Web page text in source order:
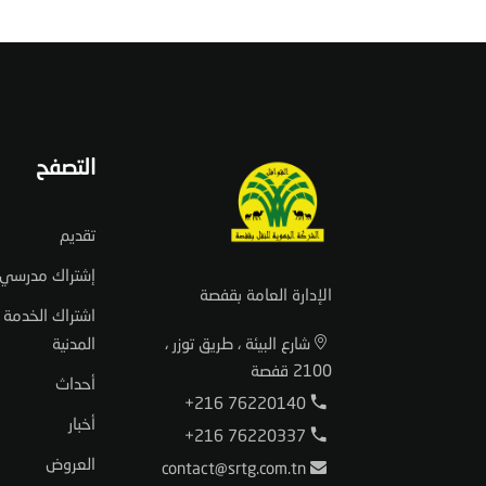
الإدارة العامة بقفصة
شارع البيئة ، طريق توزر ،
2100 قفصة
+216 76220140
+216 76220337
contact@srtg.com.tn
التصفح
تقديم
إشتراك مدرسي
اشتراك الخدمة
المدنية
أحداث
أخبار
العروض